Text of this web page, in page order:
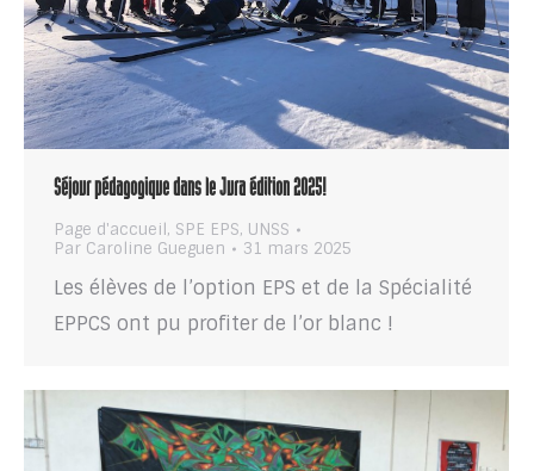
Séjour pédagogique dans le Jura édition 2025!
Page d'accueil, SPE EPS, UNSS
Par Caroline Gueguen 31 mars 2025
Les élèves de l’option EPS et de la Spécialité
EPPCS ont pu profiter de l’or blanc !